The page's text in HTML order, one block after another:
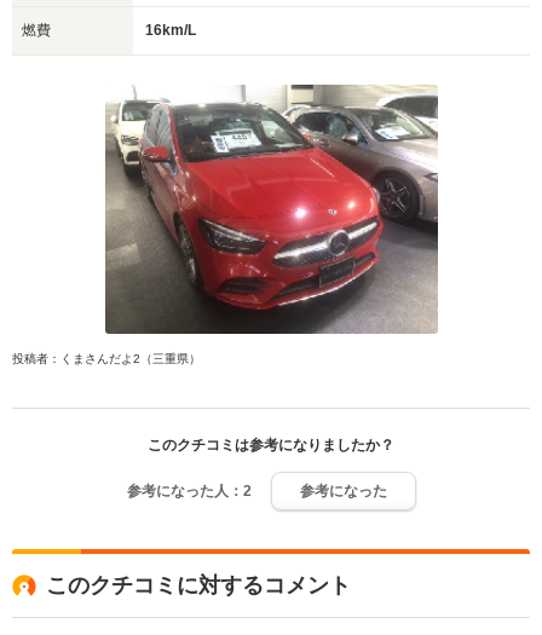
燃費 16km/L
投稿者：くまさんだよ2（三重県）
このクチコミは参考になりましたか？
参考になった人： 2 参考になった
このクチコミに対するコメント